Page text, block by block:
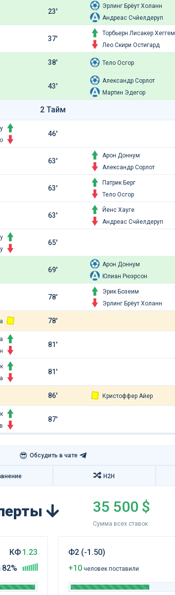
23'
Эрлинг Брёут Холанн
Андреас Счйелдеруп
37'
Торбьерн Лисакер Хеггем
Лео Скири Остигард
38' Тело Осгор
43'
Александр Сорлот
Мартин Эдегор
2 Тайм
46'
63'
Арон Доннум
Александр Сорлот
63'
Патрик Берг
Тело Осгор
63'
Йенс Хауге
Андреас Счйелдеруп
65'
69'
Арон Доннум
Юлиан Рюэрсон
78'
Эрик Бозеим
Эрлинг Брёут Холанн
78'
81'
81'
86' Кристоффер Айер
87'
😎 Обсудить в чате
H2H
35 500 $
Сумма всех ставок
КФ 1.23
82%
Ф2 (-1.50)
+10 человекпоставили